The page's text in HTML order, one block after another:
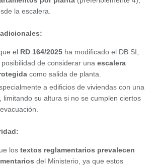
la escalera.
el RD 164/2025 ha modificado el DB SI,
de considerar una escalera
como salida de planta.
a edificios de viviendas con una
limitando su altura si no se cumplen ciertos
los textos reglamentarios prevalecen
del Ministerio, ya que estos